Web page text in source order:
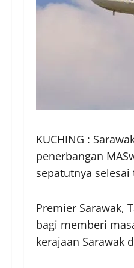
KUCHING :
penerbangan
sepatutnya
Premier Sarawak,
bagi memberi
kerajaan Sarawak